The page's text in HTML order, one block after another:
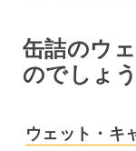
缶詰のウ
のでしょ
ウェット・キ